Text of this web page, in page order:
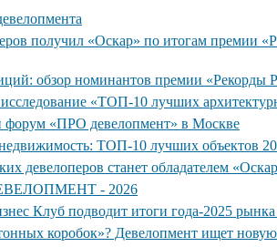
получил «Оскар» по итогам премии
обзор номинантов премии
«ТОП-10 лучших
форум «ПРО девелопмент» в Москве
ТОП-10 лучших объектов
девелоперов станет обладателем
- 2026
Клуб подводит итоги года-2025
коробок»? Девелопмент ищет